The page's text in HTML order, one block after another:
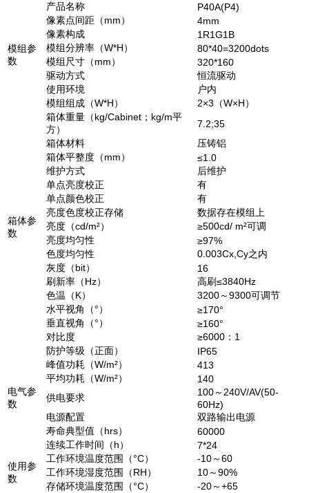
产品名称 P40A(P4)
模组参
数
像素点间距（mm）
4mm
像素构成
1R1G1B
模组分辨率（W*H）
80*40=3200dots
模组尺寸（mm）
320*160
驱动方式
恒流驱动
使用环境
户内
箱体参
数
模组组成（W*H）
2×3（W×H）
箱体重量（kg/Cabinet；kg/m平
方）
7.2;35
箱体材料
压铸铝
箱体平整度（mm）
≤1.0
维护方式
后维护
单点亮度校正
有
单点颜色校正
有
亮度色度校正存储
数据存在模组上
亮度（cd/m²）
≥500cd/ m²可调
亮度均匀性
≥97%
色度均匀性
0.003Cx,Cy之内
灰度（bit）
16
刷新率（Hz）
高刷≤3840Hz
色温（K）
3200～9300可调节
水平视角（°）
≥170°
垂直视角（°）
≥160°
对比度
≥6000：1
防护等级（正面）
IP65
电气参
数
峰值功耗（W/m²）
413
平均功耗（W/m²）
140
供电要求
100～240V/AV(50-
60Hz)
电源配置
双路输出电源
寿命典型值（hrs）
60000
使用参
数
连续工作时间（h）
7*24
工作环境温度范围（°C）
-10～60
工作环境湿度范围（RH）
10～90%
存储环境温度范围（°C）
-20～+65